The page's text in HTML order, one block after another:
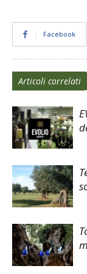
Facebook
Articoli correlati